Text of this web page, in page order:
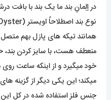
در اِلِمانِ بند ما یک بند با بافت
همانند تیکه های پازل بهم متصل
منعطف هست، با سایز کردن
خود میگیرد و از اینکه ساعت
میکند؛ این یکی دیگر از
جنس فلز استفاده شده در کل